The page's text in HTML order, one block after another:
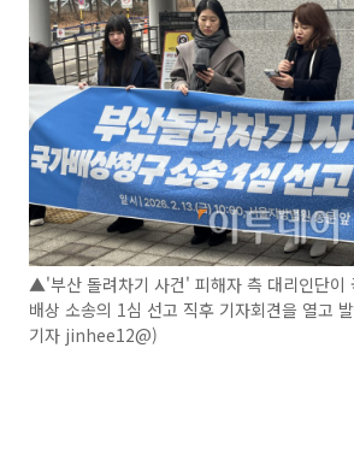
▲'부산 돌려차기 사건' 피해자 측 대리인단이
배상 소송의 1심 선고 직후 기자회견을 열고
기자 jinhee12@)